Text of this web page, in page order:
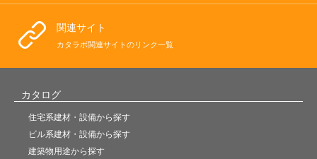
関連サイト
カタラボ関連サイトのリンク一覧
カタログ
住宅系建材・設備から探す
ビル系建材・設備から探す
建築物用途から探す